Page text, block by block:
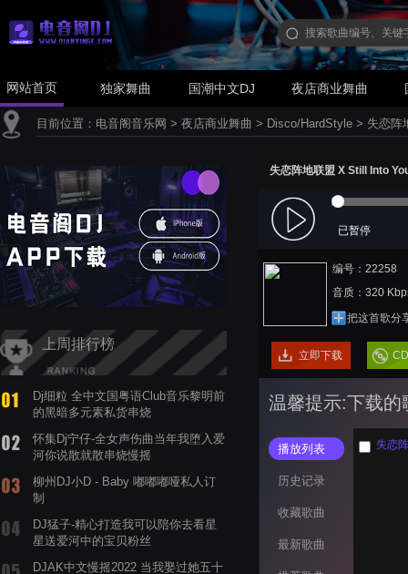
网站首页 独家舞曲 国潮中文DJ 夜店商业舞曲
目前位置： 电音阁音乐网 > 夜店商业舞曲 > Disco/HardStyle > 失恋阵
上周排行榜
Dj细粒 全中文国粤语Club音乐黎明前
的黑暗多元素私货串烧
怀集Dj宁仔-全女声伤曲当年我堕入爱
河你说散就散串烧慢摇
柳州DJ小D - Baby 嘟嘟嘟哑私人订
制
DJ猛子-精心打造我可以陪你去看星
星送爱河中的宝贝粉丝
DJAK中文慢摇2022 当我娶过她五十
失恋阵地联盟 X Still Into
已暂停
编号：22258
音质：320
把这首歌分
立即下载
温馨提示:下载的
播放列表
历史记录
收藏歌曲
最新歌曲
失恋